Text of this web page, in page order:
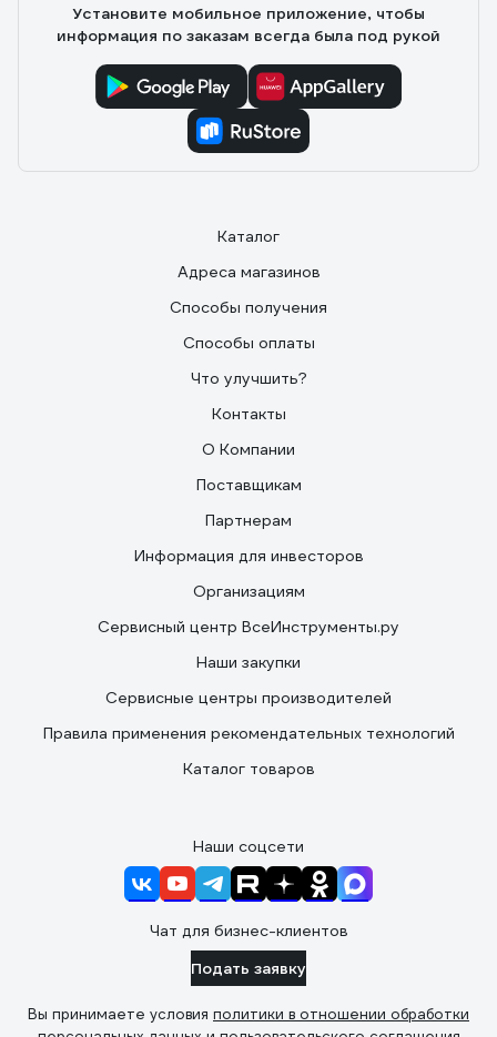
Установите мобильное приложение, чтобы
информация по заказам всегда была под рукой
Каталог
Адреса магазинов
Способы получения
Способы оплаты
Что улучшить?
Контакты
О Компании
Поставщикам
Партнерам
Информация для инвесторов
Организациям
Сервисный центр ВсеИнструменты.ру
Наши закупки
Сервисные центры производителей
Правила применения рекомендательных технологий
Каталог товаров
Наши соцсети
Чат для бизнес-клиентов
Подать заявку
Вы принимаете условия политики в отношении обработки